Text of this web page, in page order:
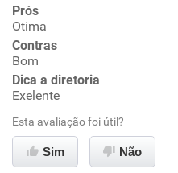
Ambiente de trabalho
Conciliação com a vida familiar
Recomenda esta empresa
Prós
Otima
Contras
Bom
Dica a diretoria
Exelente
Esta avaliação foi útil?
Sim Não